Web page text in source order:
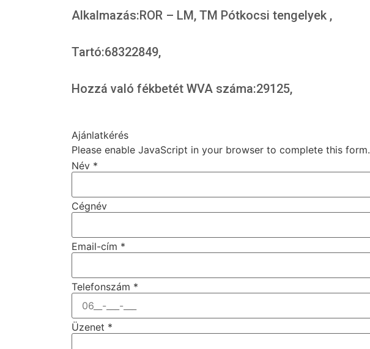
Alkalmazás:ROR – LM, TM Pótkocsi tengelyek ,
Tartó:68322849,
Hozzá való fékbetét WVA száma:29125,
Ajánlatkérés
Please enable JavaScript in your browser to complete this form.
Név *
Cégnév
Email-cím *
Telefonszám *
Üzenet *